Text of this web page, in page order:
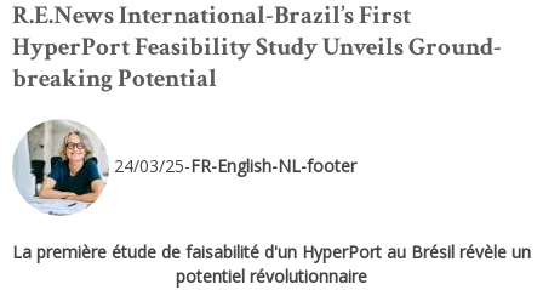
R.E.News International-Brazil’s First
HyperPort Feasibility Study Unveils Ground-
breaking Potential
24/03/25-FR-English-NL-footer
La première étude de faisabilité d'un HyperPort au Brésil révèle un
potentiel révolutionnaire